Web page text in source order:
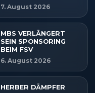
7. August 2026
MBS VERLÄNGERT
SEIN SPONSORING
BEIM FSV
6. August 2026
HERBER DÄMPFER